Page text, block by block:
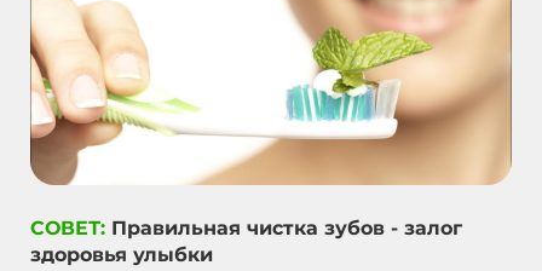
СОВЕТ: Правильная чистка зубов - залог
здоровья улыбки